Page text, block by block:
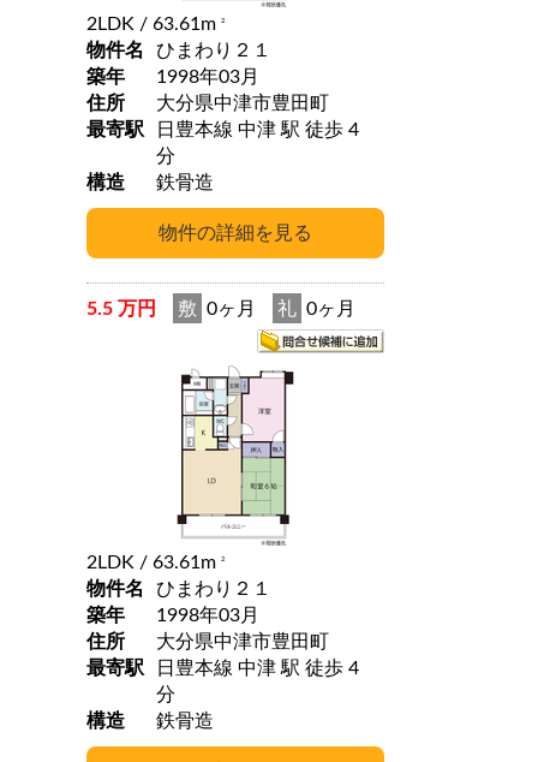
2LDK / 63.61m 2
物件名
ひまわり２１
築年
1998年03月
住所
大分県中津市豊田町
最寄駅
日豊本線 中津 駅 徒歩 4
分
構造
鉄骨造
5.5 万円 敷 0ヶ月 礼 0ヶ月
2LDK / 63.61m 2
物件名
ひまわり２１
築年
1998年03月
住所
大分県中津市豊田町
最寄駅
日豊本線 中津 駅 徒歩 4
分
構造
鉄骨造